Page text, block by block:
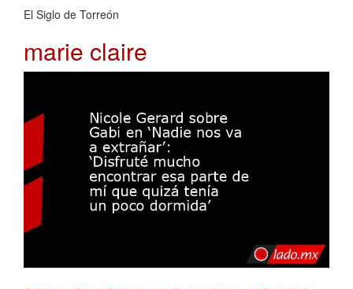
El Siglo de Torreón
marie claire